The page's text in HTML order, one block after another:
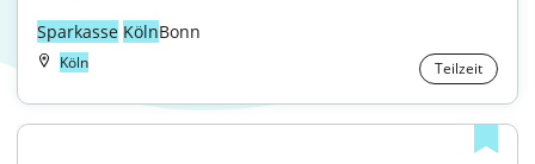
Sparkasse KölnBonn
Köln Teilzeit